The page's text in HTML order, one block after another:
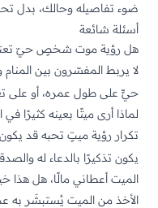
ضوء تفاصيله وحالك، بدل
أسئلة شائعة
هل رؤية موت شخصٍ حيّ تعني
لا يربط المفسّرون بين
حيٍّ على طول عمره، أو على
لماذا أرى ميتًا بعينه كثيرًا في
تكرار رؤية ميتٍ تحبه قد
يكون تذكيرًا بالدعاء له
الميت أعطاني مالًا، هل هذا
الأخذ من الميت يُستبشَر به